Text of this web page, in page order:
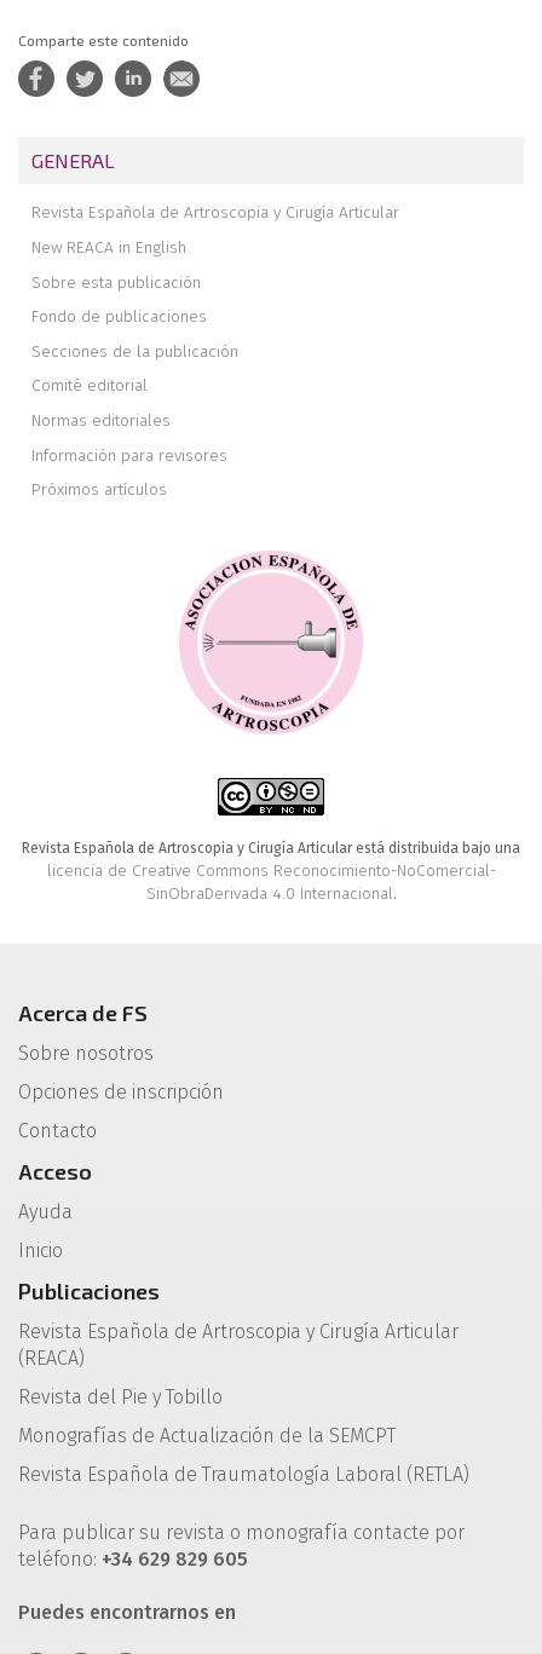
Comparte este contenido
GENERAL
Revista Española de Artroscopia y Cirugía Articular
New REACA in English
Sobre esta publicación
Fondo de publicaciones
Secciones de la publicación
Comité editorial
Normas editoriales
Información para revisores
Próximos artículos
Revista Española de Artroscopia y Cirugía Articular está distribuida bajo una
licencia de Creative Commons Reconocimiento-NoComercial-
SinObraDerivada 4.0 Internacional.
Acerca de FS
Sobre nosotros
Opciones de inscripción
Contacto
Acceso
Ayuda
Inicio
Publicaciones
Revista Española de Artroscopia y Cirugía Articular
(REACA)
Revista del Pie y Tobillo
Monografías de Actualización de la SEMCPT
Revista Española de Traumatología Laboral (RETLA)
Para publicar su revista o monografía contacte por
teléfono: +34 629 829 605
Puedes encontrarnos en